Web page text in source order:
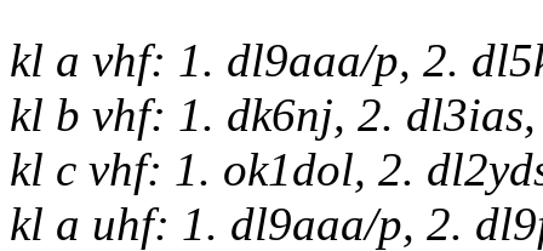
kl a vhf: 1. dl9aaa/p, 2.
kl b vhf: 1. dk6nj, 2.
kl c vhf: 1. ok1dol, 2.
kl a uhf: 1. dl9aaa/p, 2.